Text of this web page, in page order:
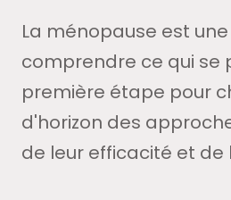
La ménopause est
comprendre ce qui se
première étape pour
d'horizon des
de leur efficacité et de